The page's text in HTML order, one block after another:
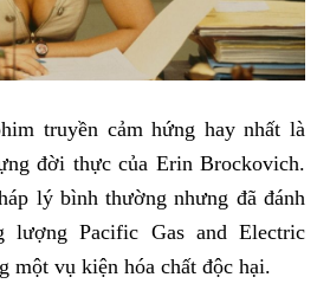
truyền cảm hứng hay nhất là
đời thực của Erin Brockovich.
lý bình thường nhưng đã đánh
lượng Pacific Gas and Electric
một vụ kiện hóa chất độc hại.